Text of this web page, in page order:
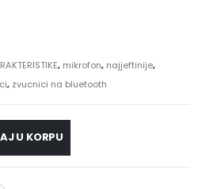
, mikrofon, najjeftinije,
, zvucnici na bluetooth
U KORPU